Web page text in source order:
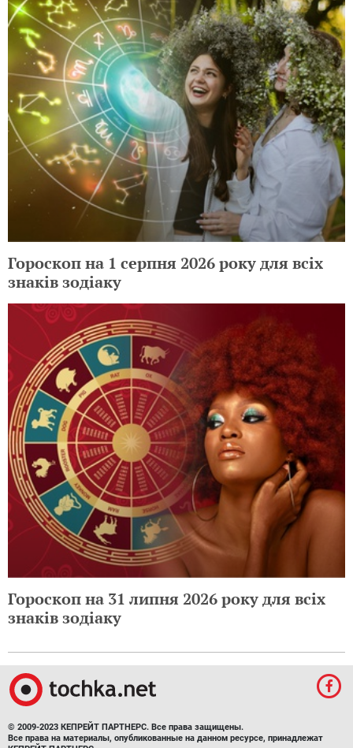
Гороскоп на 1 серпня 2026 року для всіх
знаків зодіаку
Гороскоп на 31 липня 2026 року для всіх
знаків зодіаку
© 2009-2023 КЕПРЕЙТ ПАРТНЕРС. Все права защищены.
Все права на материалы, опубликованные на данном ресурсе, принадлежат